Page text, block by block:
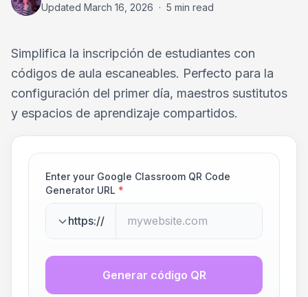
Updated March 16, 2026 · 5 min read
Simplifica la inscripción de estudiantes con
códigos de aula escaneables. Perfecto para la
configuración del primer día, maestros sustitutos
y espacios de aprendizaje compartidos.
Enter your Google Classroom QR Code
Generator URL *
https://
Generar código QR